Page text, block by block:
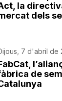
la
dels
7 d'abril de
de